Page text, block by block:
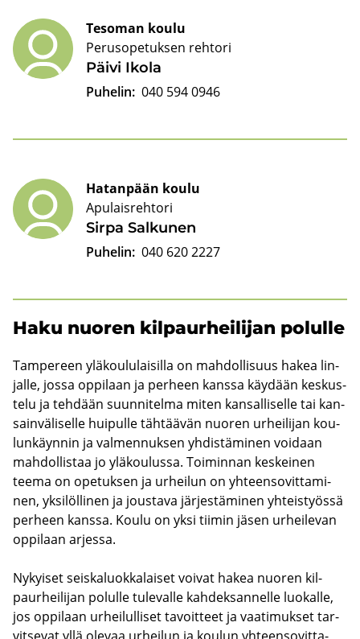
Päivi Ikola
Tesoman koulu
Perusopetuksen rehtori
Puhelin: 040 594 0946
Sirpa Sal­ku­nen
Hatanpään koulu
Apulaisrehtori
Puhelin: 040 620 2227
Haku nuo­ren kil­paur­hei­li­jan po­lul­le
Tam­pe­reen ylä­kou­lu­lai­sil­la on mah­dol­li­suus hakea lin­
jal­le, jossa op­pi­laan ja per­heen kans­sa käy­dään kes­kus­
te­lu ja teh­dään suun­ni­tel­ma miten kan­sal­li­sel­le tai kan­
sain­vä­li­sel­le hui­pul­le täh­tää­vän nuo­ren ur­hei­li­jan kou­
lun­käyn­nin ja val­men­nuk­sen yh­dis­tä­mi­nen voi­daan
mah­dol­lis­taa jo ylä­kou­lus­sa. Toi­min­nan kes­kei­nen
teema on ope­tuk­sen ja ur­hei­lun on yh­teen­so­vit­ta­mi­
nen, yk­si­löl­li­nen ja jous­ta­va jär­jes­tä­mi­nen yh­teis­työs­sä
per­heen kans­sa. Koulu on yksi tii­min jäsen ur­hei­le­van
op­pi­laan ar­jes­sa.
Ny­kyi­set seis­ka­luok­ka­lai­set voi­vat hakea nuo­ren kil­
paur­hei­li­jan po­lul­le tu­le­val­le kah­dek­san­nel­le luo­kal­le,
jos op­pi­laan ur­hei­lul­li­set ta­voit­teet ja vaa­ti­muk­set tar­
vit­se­vat yllä ole­vaa ur­hei­lun ja kou­lun yh­teen­so­vit­ta­